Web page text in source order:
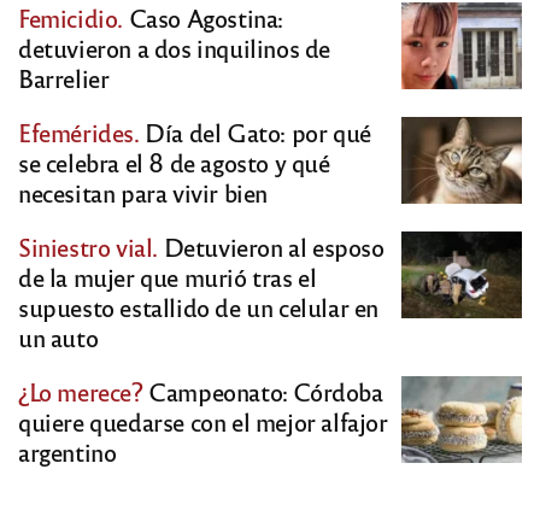
Femicidio. Caso Agostina:
detuvieron a dos inquilinos de
Barrelier
Efemérides. Día del Gato: por qué
se celebra el 8 de agosto y qué
necesitan para vivir bien
Siniestro vial. Detuvieron al esposo
de la mujer que murió tras el
supuesto estallido de un celular en
un auto
¿Lo merece?Campeonato: Córdoba
quiere quedarse con el mejor alfajor
argentino